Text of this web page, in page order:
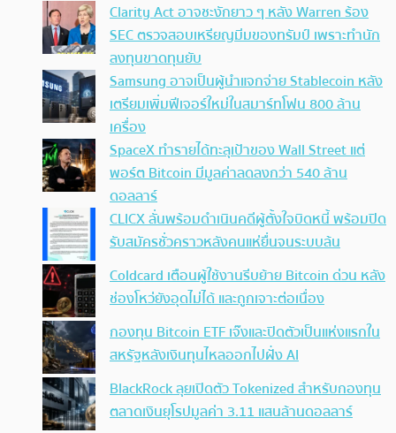
Clarity Act อาจชะงักยาว ๆ หลัง Warren ร้อง
SEC ตรวจสอบเหรียญมีมของทรัมป์ เพราะทำนัก
ลงทุนขาดทุนยับ
Samsung อาจเป็นผู้นำแจกจ่าย Stablecoin หลัง
เตรียมเพิ่มฟีเจอร์ใหม่ในสมาร์ทโฟน 800 ล้าน
เครื่อง
SpaceX ทำรายได้ทะลุเป้าของ Wall Street แต่
พอร์ต Bitcoin มีมูลค่าลดลงกว่า 540 ล้าน
ดอลลาร์
CLICX ลั่นพร้อมดำเนินคดีผู้ตั้งใจบิดหนี้ พร้อมปิด
รับสมัครชั่วคราวหลังคนแห่ยื่นจนระบบล้น
Coldcard เตือนผู้ใช้งานรีบย้าย Bitcoin ด่วน หลัง
ช่องโหว่ยังอุดไม่ได้ และถูกเจาะต่อเนื่อง
กองทุน Bitcoin ETF เจ๊งและปิดตัวเป็นแห่งแรกใน
สหรัฐหลังเงินทุนไหลออกไปฝั่ง AI
BlackRock ลุยเปิดตัว Tokenized สำหรับกองทุน
ตลาดเงินยุโรปมูลค่า 3.11 แสนล้านดอลลาร์